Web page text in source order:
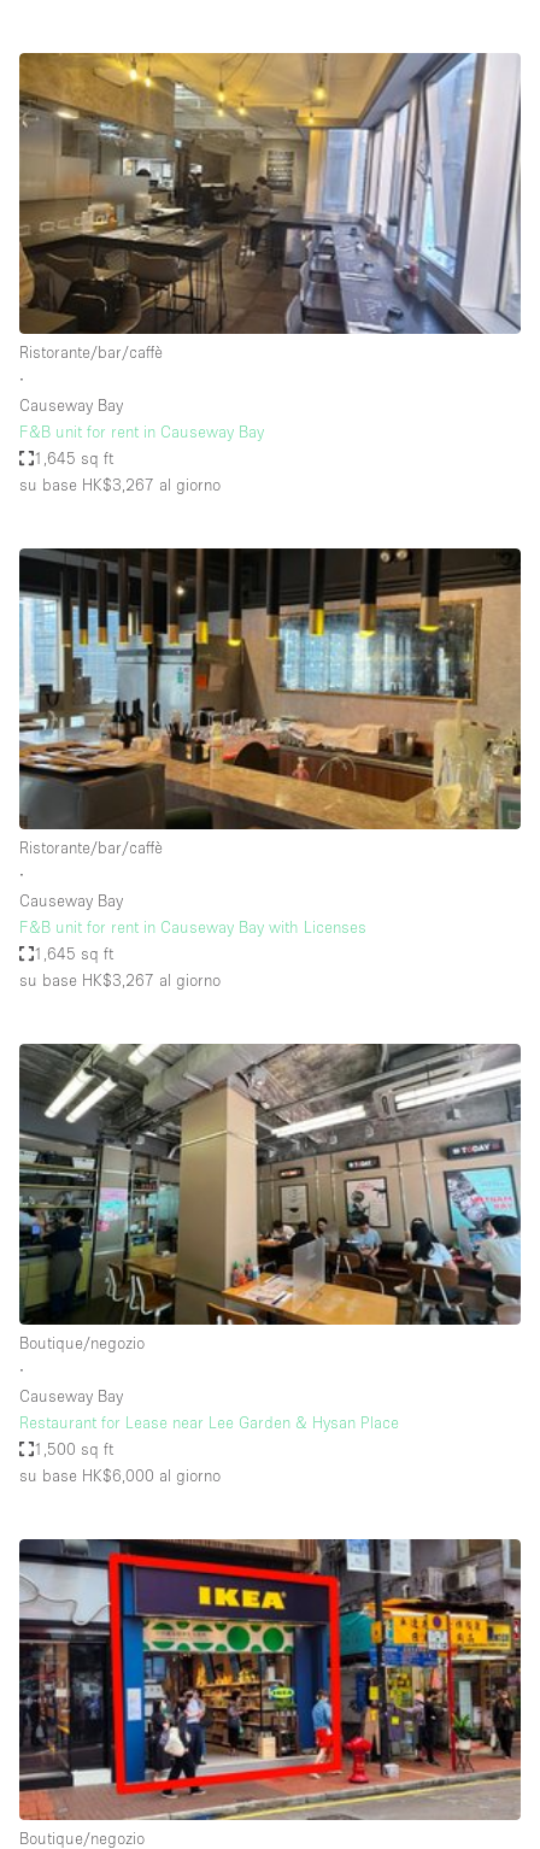
Spazio creativo
Spazio hall
Spazio per Eventi
Spazio pubblicitario
Spazio unico
Stand / Bancarella
Stand / Chiosco / Stand
Studio fotografico / riprese
Uffici
Villa / Casa
Dotazioni dello spazio
Accesso per disabili
Ampia Porta d'Ingresso
Animals Friendly
Aria condizionata
Arredamento
Attaccapanni
Attrezzature da ufficio
Bagni
Bagno
Bar
Camere Multiple
Camerini di prova
Concierge
Cucina
Elettricità
Esposizione di Automobili
Illuminazione
Impianto audiovisivo
Industriale
Licenza per Liquori
Livello strada
Luce Diurna
Magazzino
Parcheggio privato
Piano terra
Raw
Ristorante/bar/caffè
∙
Causeway Bay
F&B unit for rent in Causeway Bay
1,645 sq ft
su base HK$3,267 al giorno
Ristorante/bar/caffè
∙
Causeway Bay
F&B unit for rent in Causeway Bay with Licenses
1,645 sq ft
su base HK$3,267 al giorno
Boutique/negozio
∙
Causeway Bay
Restaurant for Lease near Lee Garden & Hysan Place
1,500 sq ft
su base HK$6,000 al giorno
Boutique/negozio